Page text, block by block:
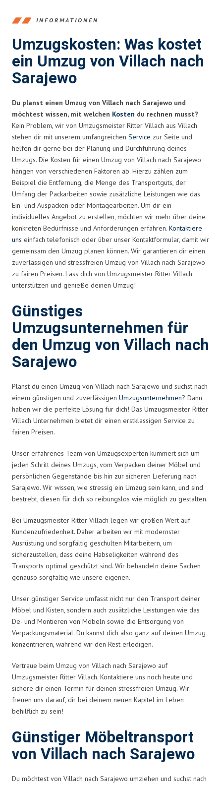
INFORMATIONEN
Umzugskosten: Was kostet
ein Umzug von Villach nach
Sarajewo
Du planst einen Umzug von Villach nach Sarajewo und
möchtest wissen, mit welchen Kosten du rechnen musst?
Kein Problem, wir von Umzugsmeister Ritter Villach aus Villach
stehen dir mit unserem umfangreichen Service zur Seite und
helfen dir gerne bei der Planung und Durchführung deines
Umzugs. Die Kosten für einen Umzug von Villach nach Sarajewo
hängen von verschiedenen Faktoren ab. Hierzu zählen zum
Beispiel die Entfernung, die Menge des Transportguts, der
Umfang der Packarbeiten sowie zusätzliche Leistungen wie das
Ein- und Auspacken oder Montagearbeiten. Um dir ein
individuelles Angebot zu erstellen, möchten wir mehr über deine
konkreten Bedürfnisse und Anforderungen erfahren. Kontaktiere
uns einfach telefonisch oder über unser Kontaktformular, damit wir
gemeinsam den Umzug planen können. Wir garantieren dir einen
zuverlässigen und stressfreien Umzug von Villach nach Sarajewo
zu fairen Preisen. Lass dich von Umzugsmeister Ritter Villach
unterstützen und genieße deinen Umzug!
Günstiges
Umzugsunternehmen für
den Umzug von Villach nach
Sarajewo
Planst du einen Umzug von Villach nach Sarajewo und suchst nach
einem günstigen und zuverlässigen Umzugsunternehmen? Dann
haben wir die perfekte Lösung für dich! Das Umzugsmeister Ritter
Villach Unternehmen bietet dir einen erstklassigen Service zu
fairen Preisen.
Unser erfahrenes Team von Umzugsexperten kümmert sich um
jeden Schritt deines Umzugs, vom Verpacken deiner Möbel und
persönlichen Gegenstände bis hin zur sicheren Lieferung nach
Sarajewo. Wir wissen, wie stressig ein Umzug sein kann, und sind
bestrebt, diesen für dich so reibungslos wie möglich zu gestalten.
Bei Umzugsmeister Ritter Villach legen wir großen Wert auf
Kundenzufriedenheit. Daher arbeiten wir mit modernster
Ausrüstung und sorgfältig geschulten Mitarbeitern, um
sicherzustellen, dass deine Habseligkeiten während des
Transports optimal geschützt sind. Wir behandeln deine Sachen
genauso sorgfältig wie unsere eigenen.
Unser günstiger Service umfasst nicht nur den Transport deiner
Möbel und Kisten, sondern auch zusätzliche Leistungen wie das
De- und Montieren von Möbeln sowie die Entsorgung von
Verpackungsmaterial. Du kannst dich also ganz auf deinen Umzug
konzentrieren, während wir den Rest erledigen.
Vertraue beim Umzug von Villach nach Sarajewo auf
Umzugsmeister Ritter Villach. Kontaktiere uns noch heute und
sichere dir einen Termin für deinen stressfreien Umzug. Wir
freuen uns darauf, dir bei deinem neuen Kapitel im Leben
behilflich zu sein!
Günstiger Möbeltransport
von Villach nach Sarajewo
Du möchtest von Villach nach Sarajewo umziehen und suchst nach